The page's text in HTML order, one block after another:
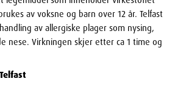
av voksne og barn over 12 år. Telfast
av allergiske plager som nysing,
nese. Virkningen skjer etter ca 1 time og